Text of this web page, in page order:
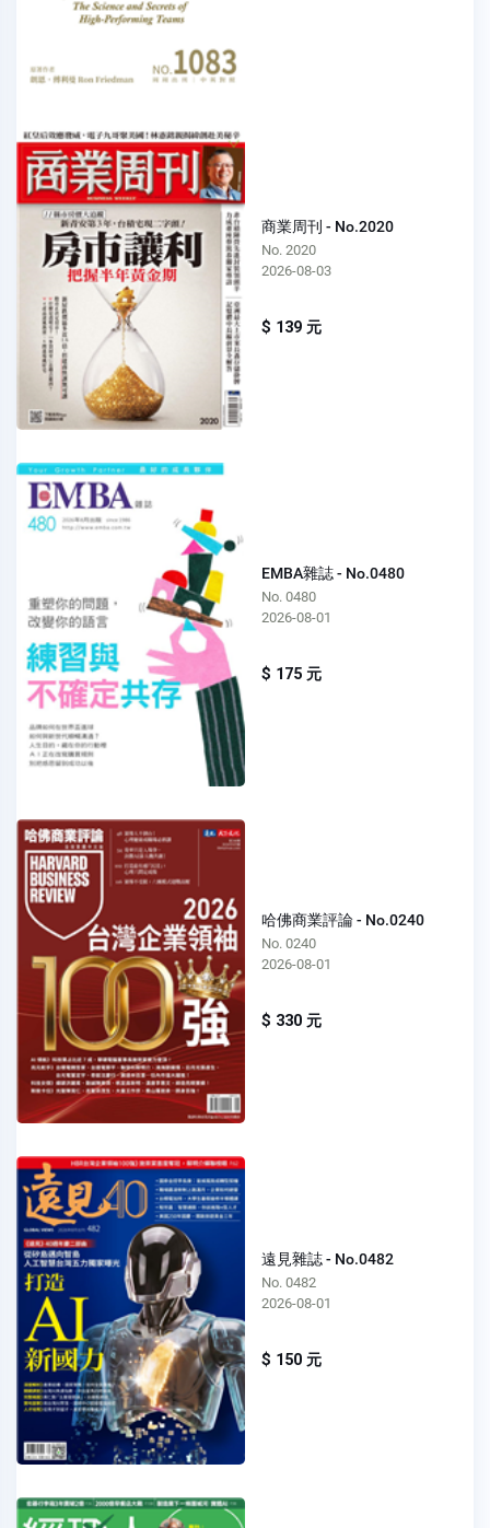
商業周刊 - No.2020
No. 2020
2026-08-03
$ 139 元
EMBA雜誌 - No.0480
No. 0480
2026-08-01
$ 175 元
哈佛商業評論 - No.0240
No. 0240
2026-08-01
$ 330 元
遠見雜誌 - No.0482
No. 0482
2026-08-01
$ 150 元